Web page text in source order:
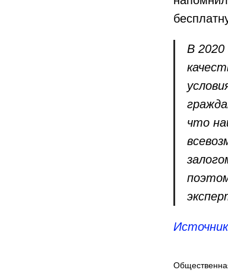
В 2020
что
Источник